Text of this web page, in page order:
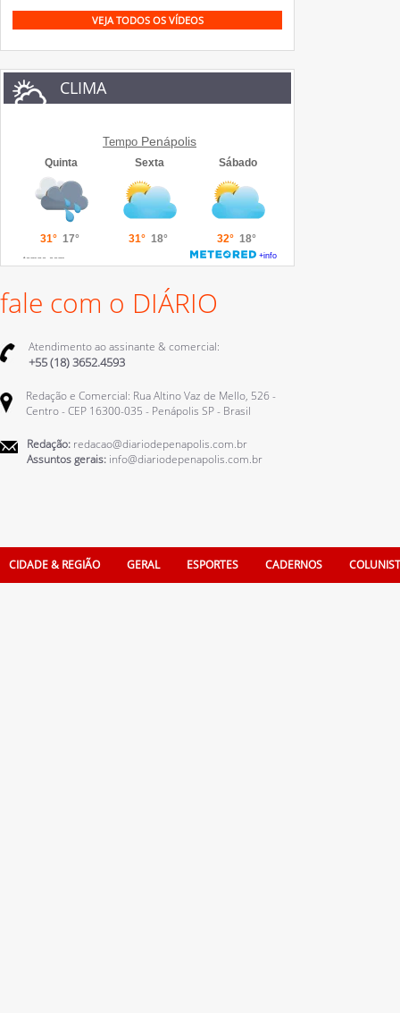
VEJA TODOS OS VÍDEOS
CLIMA
Tempo Penápolis
fale com o DIÁRIO
Atendimento ao assinante & comercial:
+55 (18) 3652.4593
Redação e Comercial: Rua Altino Vaz de Mello, 526 -
Centro - CEP 16300-035 - Penápolis SP - Brasil
Redação: redacao@diariodepenapolis.com.br
Assuntos gerais: info@diariodepenapolis.com.br
CIDADE & REGIÃO GERAL ESPORTES CADERNOS